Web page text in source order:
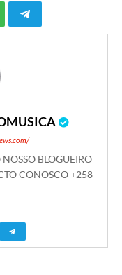
BLOGUEIRO
CONOSCO +258